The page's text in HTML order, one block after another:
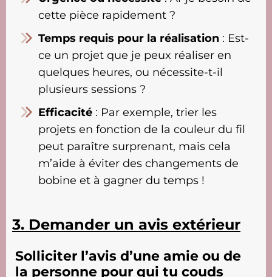
cette pièce rapidement ?
Temps requis pour la réalisation : Est-
ce un projet que je peux réaliser en
quelques heures, ou nécessite-t-il
plusieurs sessions ?
Efficacité : Par exemple, trier les
projets en fonction de la couleur du fil
peut paraître surprenant, mais cela
m’aide à éviter des changements de
bobine et à gagner du temps !
3. Demander un avis extérieur
Solliciter l’avis d’une amie ou de
la personne pour qui tu couds